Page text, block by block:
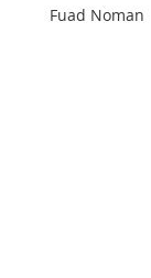
Fuad Noman